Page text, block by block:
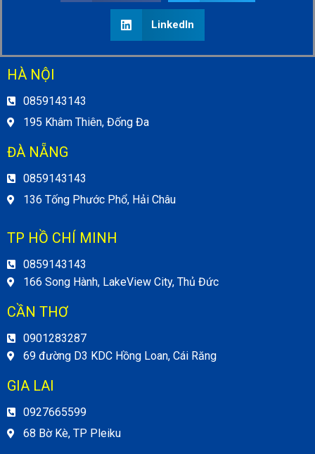
LinkedIn
HÀ NỘI
0859143143
195 Khâm Thiên, Đống Đa
ĐÀ NẴNG
0859143143
136 Tống Phước Phổ, Hải Châu
TP HỒ CHÍ MINH
0859143143
166 Song Hành, LakeView City, Thủ Đức
CẦN THƠ
0901283287
69 đường D3 KDC Hồng Loan, Cái Răng
GIA LAI
0927665599
68 Bờ Kè, TP Pleiku